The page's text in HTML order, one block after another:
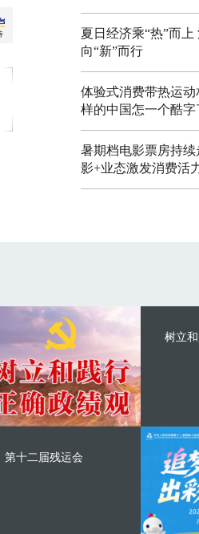
夏日经济乘“热”而上
向“新”而行
体验式消费带热运动
样的中国怎一个酷字
暑期档电影票房持续
影+业态激发消费活
树立
第十二届残运会